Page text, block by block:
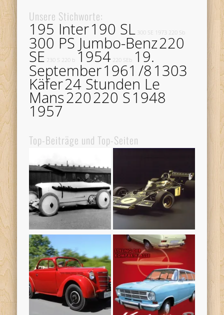
Unsere Stichworte:
195 Inter190 SL 300 SE 1973 220 Sb
300 PS Jumbo-Benz220
SE 230 S 220 b 1954 220 SEb 19.
September1961 /8 1303
Käfer24 Stunden Le
Mans220220 S1948
1957
Top-Beiträge und Top-Seiten